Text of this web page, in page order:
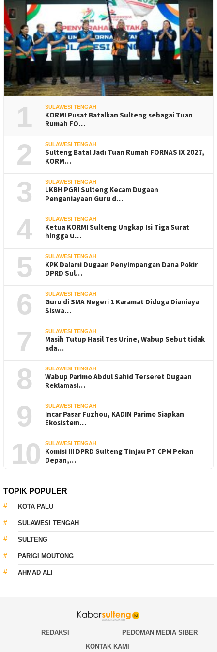
1 SULAWESI TENGAH
KORMI Pusat Batalkan Sulteng sebagai Tuan
Rumah FO…
2 SULAWESI TENGAH
Sulteng Batal Jadi Tuan Rumah FORNAS IX 2027,
KORM…
3 SULAWESI TENGAH
LKBH PGRI Sulteng Kecam Dugaan
Penganiayaan Guru d…
4 SULAWESI TENGAH
Ketua KORMI Sulteng Ungkap Isi Tiga Surat
hingga U…
5 SULAWESI TENGAH
KPK Dalami Dugaan Penyimpangan Dana Pokir
DPRD Sul…
6 SULAWESI TENGAH
Guru di SMA Negeri 1 Karamat Diduga Dianiaya
Siswa…
7 SULAWESI TENGAH
Masih Tutup Hasil Tes Urine, Wabup Sebut tidak
ada…
8 SULAWESI TENGAH
Wabup Parimo Abdul Sahid Terseret Dugaan
Reklamasi…
9 SULAWESI TENGAH
Incar Pasar Fuzhou, KADIN Parimo Siapkan
Ekosistem…
10 SULAWESI TENGAH
Komisi III DPRD Sulteng Tinjau PT CPM Pekan
Depan,…
TOPIK POPULER
KOTA PALU
SULAWESI TENGAH
SULTENG
PARIGI MOUTONG
AHMAD ALI
REDAKSI
PEDOMAN MEDIA SIBER
KONTAK KAMI